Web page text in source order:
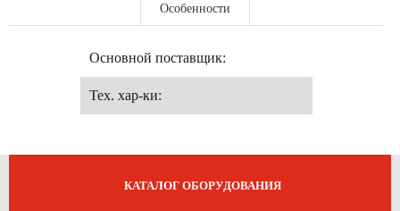
Особенности
Основной поставщик:
Тех. хар-ки:
КАТАЛОГ ОБОРУДОВАНИЯ